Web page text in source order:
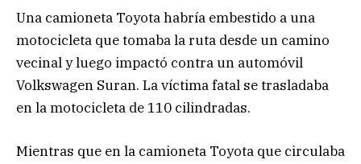
Una camioneta Toyota habría embestido a una
motocicleta que tomaba la ruta desde un camino
vecinal y luego impactó contra un automóvil
Volkswagen Suran. La víctima fatal se trasladaba
en la motocicleta de 110 cilindradas.
Mientras que en la camioneta Toyota que circulaba